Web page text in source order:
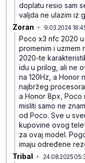
doplatu resio sam
valjda ne ulazim iz
Zoran • 9.03.2024
Poco x3 nfc 2020
promenim i
2020-te
idu u prilog, ali ne
na 120Hz, a Honor
najbržeg
a Honor 8px, Poco
misliti samo ne
od Poco. Sve u
kupovine ovog
za ovaj model.
imaju određene
Tribal • 24.08.2025